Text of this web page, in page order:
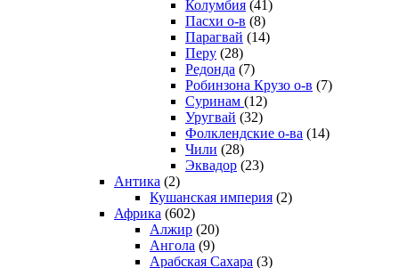
Колумбия (41)
Пасхи о-в (8)
Парагвай (14)
Перу (28)
Редонда (7)
Робинзона Крузо о-в (7)
Суринам (12)
Уругвай (32)
Фолклендские о-ва (14)
Чили (28)
Эквадор (23)
Антика (2)
Кушанская империя (2)
Африка (602)
Алжир (20)
Ангола (9)
Арабская Сахара (3)